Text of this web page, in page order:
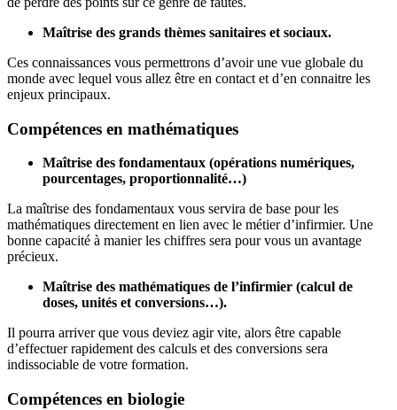
Maîtrise des grands thèmes sanitaires et sociaux.
Ces connaissances vous permettrons d’avoir une vue globale du
monde avec lequel vous allez être en contact et d’en connaitre les
enjeux principaux.
Compétences en mathématiques
Maîtrise des fondamentaux (opérations numériques,
pourcentages, proportionnalité…)
La maîtrise des fondamentaux vous servira de base pour les
mathématiques directement en lien avec le métier d’infirmier. Une
bonne capacité à manier les chiffres sera pour vous un avantage
précieux.
Maîtrise des mathématiques de l’infirmier (calcul de
doses, unités et conversions…).
Il pourra arriver que vous deviez agir vite, alors être capable
d’effectuer rapidement des calculs et des conversions sera
indissociable de votre formation.
Compétences en biologie